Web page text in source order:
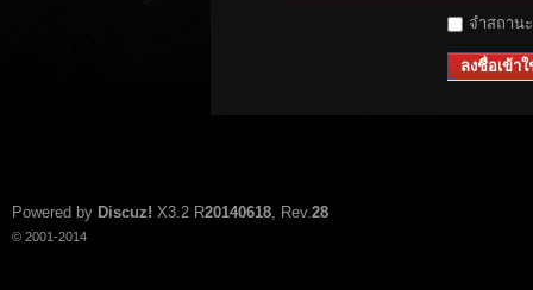
จำสถาน
ลงชื่อเข้าใ
Powered by Discuz! X3.2 R20140618, Rev.28
© 2001-2014